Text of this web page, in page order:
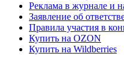
Реклама в журнале и
Заявление об
Правила участия в
Купить на OZON
Купить на Wildberries